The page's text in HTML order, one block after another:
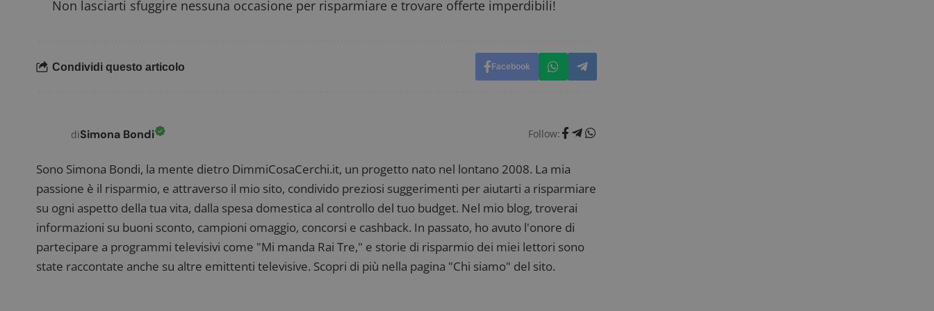
Non lasciarti sfuggire nessuna occasione per risparmiare e trovare offerte imperdibili!
Condividi questo articolo Facebook
diSimona Bondi Follow:
Sono Simona Bondi, la mente dietro DimmiCosaCerchi.it, un progetto nato nel lontano 2008. La mia
passione è il risparmio, e attraverso il mio sito, condivido preziosi suggerimenti per aiutarti a risparmiare
su ogni aspetto della tua vita, dalla spesa domestica al controllo del tuo budget. Nel mio blog, troverai
informazioni su buoni sconto, campioni omaggio, concorsi e cashback. In passato, ho avuto l'onore di
partecipare a programmi televisivi come "Mi manda Rai Tre," e storie di risparmio dei miei lettori sono
state raccontate anche su altre emittenti televisive. Scopri di più nella pagina "Chi siamo" del sito.
_pk_ses è seguito da una breve serie di numeri e lettere, che si
ritiene sia un codice di riferimento per il dominio che imposta il
del sito.
Questo cookie viene utilizzato per registrare l'impegno dell'utente
e l'interazione con il sito web, contribuendo a migliorare